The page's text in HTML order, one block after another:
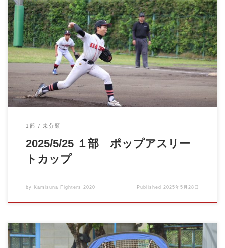
ポップアスリートカップに参戦しました 雨上がりのグラウンドの
中で行われた試合 全 […]
1部 未分類
2025/5/25 １部 ポップアスリー
トカップ
by Kamisuna Fighters 2020 Published 2025年5月28日